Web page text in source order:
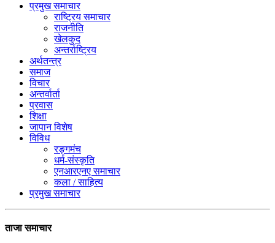
प्रमुख समाचार
राष्ट्रिय समाचार
राजनीति
खेलकुद
अन्तर्राष्ट्रिय
अर्थतन्त्र
समाज
विचार
अन्तर्वार्ता
प्रवास
शिक्षा
जापान विशेष
विविध
रङ्गमंच
धर्म-संस्कृति
एनआरएनए समाचार
कला / साहित्य
प्रमुख समाचार
ताजा समाचार